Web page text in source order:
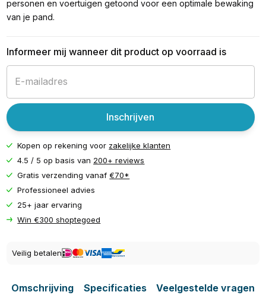
personen en voertuigen getoond voor een optimale bewaking
van je pand.
Informeer mij wanneer dit product op voorraad is
Inschrijven
Kopen op rekening voor zakelijke klanten
4.5 / 5 op basis van 200+ reviews
Gratis verzending vanaf€70*
Professioneel advies
25+ jaar ervaring
Win €300 shoptegoed
Veilig betalen
Omschrijving Specificaties Veelgestelde vragen